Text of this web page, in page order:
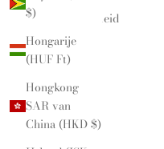
$)
Hongarije
(HUF Ft)
Hongkong
SAR van
China (HKD $)
Privacybeleid
Inzichten